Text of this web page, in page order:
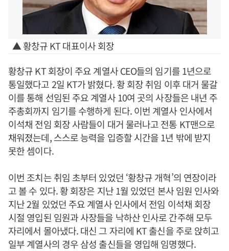
▲ 황창규 KT 대표이사 회장
황창규 KT 회장이 주요 계열사 CEO들의 임기를 1년으로
통일했다고 2일 KT가 밝혔다. 황 회장 취임 이후 대거 물갈
이를 통해 선임된 주요 계열사 10여 곳의 사장들은 내년 주
주총회까지 임기를 수행하게 된다. 이번 계열사 인사에서
이석채 전임 회장 사람들이 대거 물러나고 전통 KT맨으로
채워졌는데, 스스로 능력을 입증할 시간을 1년 밖에 받지
못한 셈이다.
이번 조치는 취임 초부터 있었던 ‘황창규 개혁’의 연장이라
고 볼 수 있다. 황 회장은 지난 1월 있었던 본사 임원 인사와
지난 2월 있었던 주요 계열사 인사에서 전임 이석채 회장
시절 영입된 임원과 사장들을 낙하산 인사로 간주해 모두
자리에서 몰아냈다. 대신 그 자리에 KT 출신을 주로 앉히고
일부 계열사의 경우 삼성 출신들을 영입해 임명했다.